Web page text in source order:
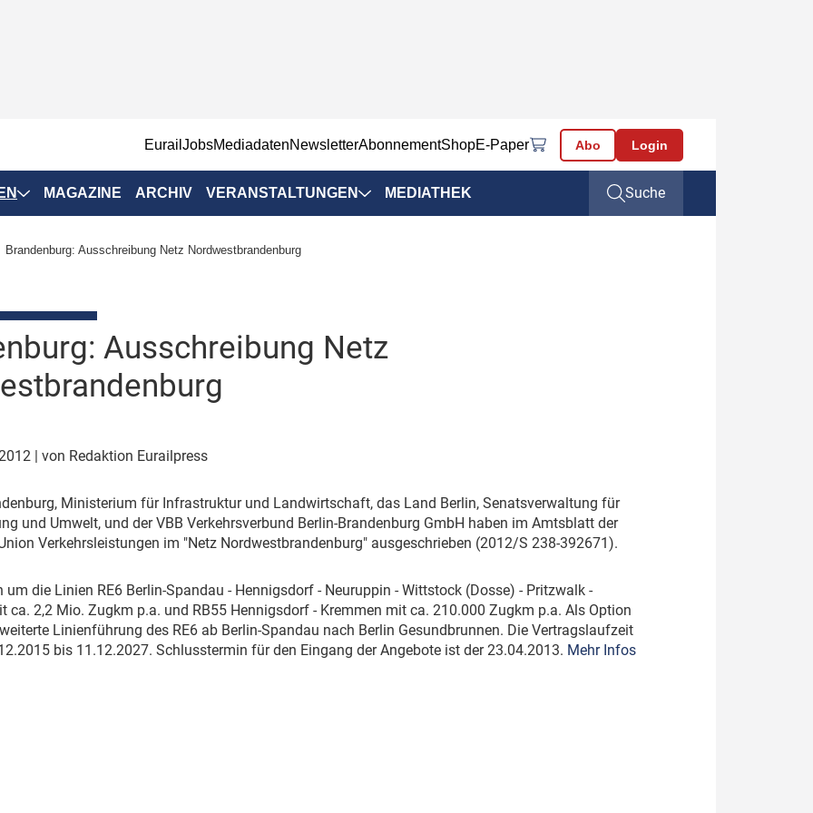
EurailJobsMediadatenNewsletterAbonnementShopE-Paper Abo Login
Positionen
& Märkte
& Ausrüstung
MAGAZINE ARCHIV VERANSTALTUNGEN
Veranstaltungen
Branchentermine
MEDIATHEK Suche
Brandenburg: Ausschreibung Netz Nordwestbrandenburg
Ausschreibung Netz
| von Redaktion Eurailpress
Ministerium für Infrastruktur und Landwirtschaft, das Land Berlin, Senatsverwaltung für
und Umwelt, und der VBB Verkehrsverbund Berlin-Brandenburg GmbH haben im Amtsblatt der
Verkehrsleistungen im "Netz Nordwestbrandenburg" ausgeschrieben (2012/S 238-392671).
um die Linien RE6 Berlin-Spandau - Hennigsdorf - Neuruppin - Wittstock (Dosse) - Pritzwalk -
ca. 2,2 Mio. Zugkm p.a. und RB55 Hennigsdorf - Kremmen mit ca. 210.000 Zugkm p.a. Als Option
Linienführung des RE6 ab Berlin-Spandau nach Berlin Gesundbrunnen. Die Vertragslaufzeit
bis 11.12.2027. Schlusstermin für den Eingang der Angebote ist der 23.04.2013. Mehr Infos